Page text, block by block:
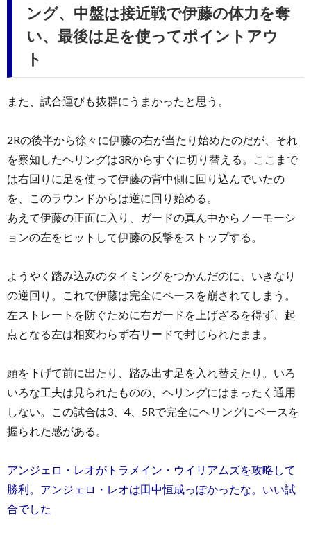
ング、中盤は接近戦で伊藤の体力を奪
い、最後は足を使ってポイントアウ
ト
また、試合運びも抜群にうまかったと思う。
2Rの後半から徐々に伊藤の右が当たり始めたのだが、それ
を察知したヘリングは3Rからすぐに切り替える。ここまで
は右回りに足を使って伊藤の背中側に回り込んでいたの
を、このラウンドからは逆に回り始める。
あえて伊藤の正面に入り、ガードの真ん中からノーモーシ
ョンの左をヒットして伊藤の反撃をストップする。
ようやく踏み込みのタイミングをつかんだのに、いきなり
の逆回り。これで伊藤は完全にペースを崩されてしまう。
左ストレートを防ぐために右ガードを上げざるを得ず、起
点となる左は相変わらず右リードで封じられたまま。
頭を下げて前に出たり、踏み出す足を入れ替えたり。いろ
いろな工夫は見られたものの、ヘリングにはまったく通用
しない。この試合は3、4、5Rで完全にヘリングにペースを
握られた感がある。
アンジェロ・レオがトラメイン・ウイリアムズを攻略して
勝利。アンジェロ・レオは田中恒成っぽかったな。いい試
合でした